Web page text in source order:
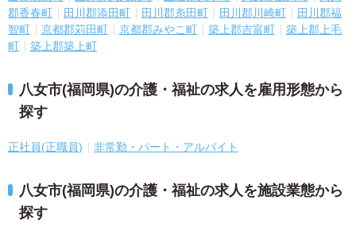
郡香春町
田川郡添田町 田川郡糸田町 田川郡川崎町
田川郡福
智町
京都郡苅田町 京都郡みやこ町 築上郡吉富町
築上郡上毛
町
築上郡築上町
八女市(福岡県)の介護・福祉の求人を雇用形態から
探す
正社員(正職員) 非常勤・パート・アルバイト
八女市(福岡県)の介護・福祉の求人を施設業態から
探す